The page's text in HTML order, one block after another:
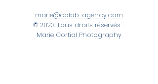
marie@colab-agency.com
© 2023 Tous droits réservés -
Marie Cortial Photography